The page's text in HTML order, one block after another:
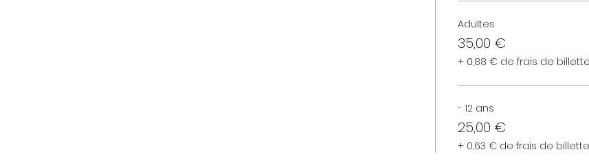
Adultes
35,00 €
+ 0,88 € de frais de
- 12 ans
25,00 €
+ 0,63 € de frais de